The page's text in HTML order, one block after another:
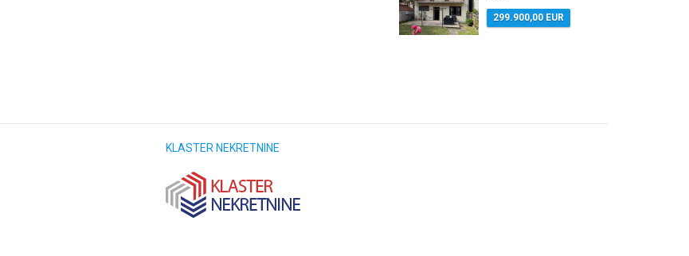
299.900,00 EUR
KLASTER NEKRETNINE